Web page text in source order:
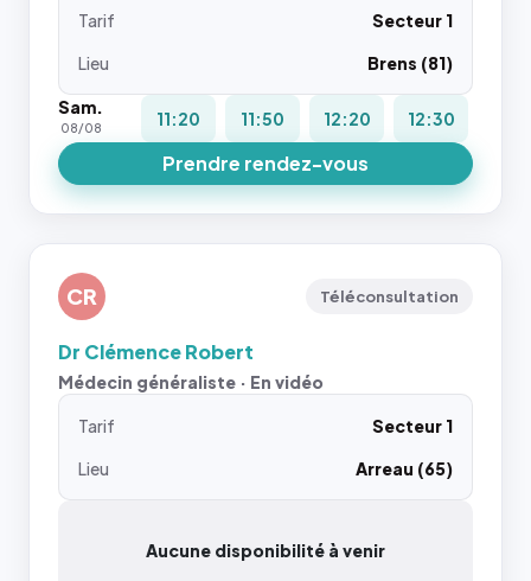
Tarif
Secteur 1
Lieu
Brens (81)
Sam.
08/08 11:20 11:50 12:20 12:30
Prendre rendez-vous
CR Téléconsultation
Dr Clémence Robert
Médecin généraliste · En vidéo
Tarif
Secteur 1
Lieu
Arreau (65)
Aucune disponibilité à venir